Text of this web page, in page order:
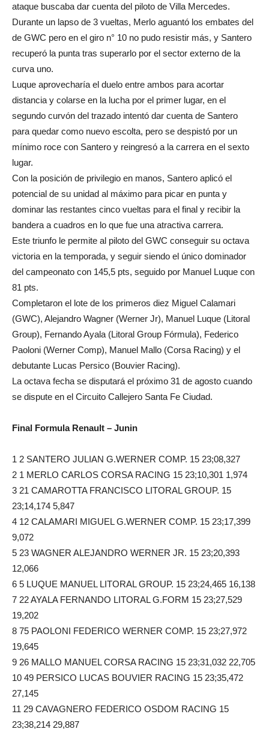
ataque buscaba dar cuenta del piloto de Villa Mercedes.
Durante un lapso de 3 vueltas, Merlo aguantó los embates del
de GWC pero en el giro n° 10 no pudo resistir más, y Santero
recuperó la punta tras superarlo por el sector externo de la
curva uno.
Luque aprovecharía el duelo entre ambos para acortar
distancia y colarse en la lucha por el primer lugar, en el
segundo curvón del trazado intentó dar cuenta de Santero
para quedar como nuevo escolta, pero se despistó por un
mínimo roce con Santero y reingresó a la carrera en el sexto
lugar.
Con la posición de privilegio en manos, Santero aplicó el
potencial de su unidad al máximo para picar en punta y
dominar las restantes cinco vueltas para el final y recibir la
bandera a cuadros en lo que fue una atractiva carrera.
Este triunfo le permite al piloto del GWC conseguir su octava
victoria en la temporada, y seguir siendo el único dominador
del campeonato con 145,5 pts, seguido por Manuel Luque con
81 pts.
Completaron el lote de los primeros diez Miguel Calamari
(GWC), Alejandro Wagner (Werner Jr), Manuel Luque (Litoral
Group), Fernando Ayala (Litoral Group Fórmula), Federico
Paoloni (Werner Comp), Manuel Mallo (Corsa Racing) y el
debutante Lucas Persico (Bouvier Racing).
La octava fecha se disputará el próximo 31 de agosto cuando
se dispute en el Circuito Callejero Santa Fe Ciudad.
Final Formula Renault – Junin
1 2 SANTERO JULIAN G.WERNER COMP. 15 23;08,327
2 1 MERLO CARLOS CORSA RACING 15 23;10,301 1,974
3 21 CAMAROTTA FRANCISCO LITORAL GROUP. 15
23;14,174 5,847
4 12 CALAMARI MIGUEL G.WERNER COMP. 15 23;17,399
9,072
5 23 WAGNER ALEJANDRO WERNER JR. 15 23;20,393
12,066
6 5 LUQUE MANUEL LITORAL GROUP. 15 23;24,465 16,138
7 22 AYALA FERNANDO LITORAL G.FORM 15 23;27,529
19,202
8 75 PAOLONI FEDERICO WERNER COMP. 15 23;27,972
19,645
9 26 MALLO MANUEL CORSA RACING 15 23;31,032 22,705
10 49 PERSICO LUCAS BOUVIER RACING 15 23;35,472
27,145
11 29 CAVAGNERO FEDERICO OSDOM RACING 15
23;38,214 29,887